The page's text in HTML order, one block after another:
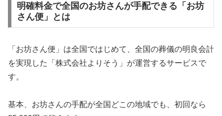
明確料金で全国のお坊さんが手配できる「お坊
さん便」とは
「お坊さん便」は全国ではじめて、全国の葬儀の明良会計
を実現した「株式会社よりそう」が運営するサービスで
す。
基本、お坊さんの手配が全国どこの地域でも、初回なら